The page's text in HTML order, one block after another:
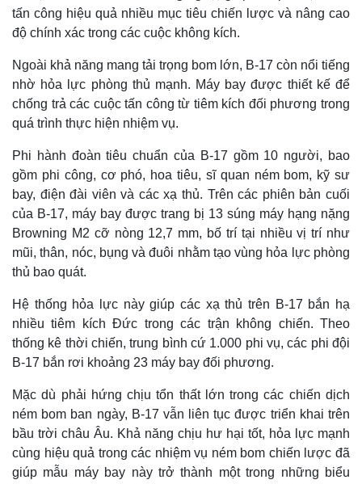
tấn công hiệu quả nhiều mục tiêu chiến lược và nâng cao
độ chính xác trong các cuộc không kích.
Ngoài khả năng mang tải trọng bom lớn, B-17 còn nổi tiếng
nhờ hỏa lực phòng thủ mạnh. Máy bay được thiết kế để
chống trả các cuộc tấn công từ tiêm kích đối phương trong
quá trình thực hiện nhiệm vụ.
Phi hành đoàn tiêu chuẩn của B-17 gồm 10 người, bao
gồm phi công, cơ phó, hoa tiêu, sĩ quan ném bom, kỹ sư
bay, điện đài viên và các xạ thủ. Trên các phiên bản cuối
của B-17, máy bay được trang bị 13 súng máy hạng nặng
Browning M2 cỡ nòng 12,7 mm, bố trí tại nhiều vị trí như
mũi, thân, nóc, bụng và đuôi nhằm tạo vùng hỏa lực phòng
thủ bao quát.
Hệ thống hỏa lực này giúp các xạ thủ trên B-17 bắn hạ
nhiều tiêm kích Đức trong các trận không chiến. Theo
thống kê thời chiến, trung bình cứ 1.000 phi vụ, các phi đội
B-17 bắn rơi khoảng 23 máy bay đối phương.
Mặc dù phải hứng chịu tổn thất lớn trong các chiến dịch
ném bom ban ngày, B-17 vẫn liên tục được triển khai trên
bầu trời châu Âu. Khả năng chịu hư hại tốt, hỏa lực mạnh
cùng hiệu quả trong các nhiệm vụ ném bom chiến lược đã
giúp mẫu máy bay này trở thành một trong những biểu